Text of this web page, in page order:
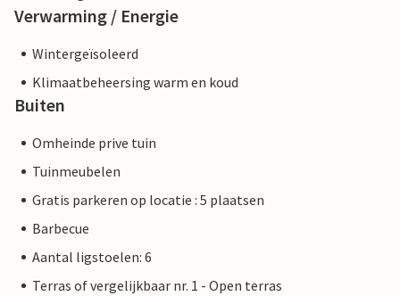
Verwarming / Energie
Wintergeïsoleerd
Klimaatbeheersing warm en koud
Buiten
Omheinde prive tuin
Tuinmeubelen
Gratis parkeren op locatie : 5 plaatsen
Barbecue
Aantal ligstoelen: 6
Terras of vergelijkbaar nr. 1 - Open terras